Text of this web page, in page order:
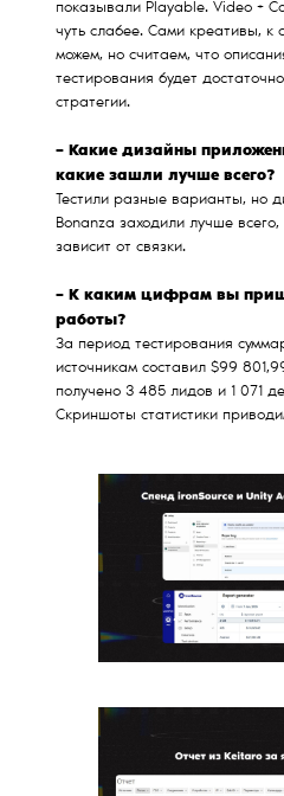
показывали Playable. Video +
чуть слабее. Сами креативы, к
можем, но считаем, что
тестирования будет
стратегии.
– Какие дизайны
какие зашли лучше всего?
Тестили разные варианты, но
Bonanza заходили лучше
зависит от связки.
– К каким цифрам вы
работы?
За период тестирования
источникам составил $99
получено 3 485 лидов и 1 071
Скриншоты статистики